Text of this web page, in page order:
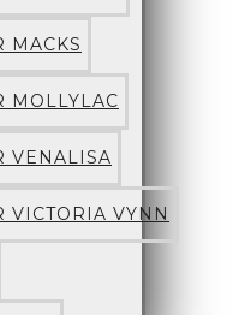
MACKS
MOLLYLAC
VENALISA
VICTORIA VYNN